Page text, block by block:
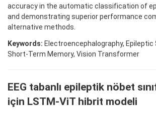
accuracy in the automatic classification of
and demonstrating superior performance
alternative methods.
Keywords: Electroencephalography, Epileptic
Short-Term Memory, Vision Transformer
EEG tabanlı epileptik nöbet
için LSTM-ViT hibrit modeli